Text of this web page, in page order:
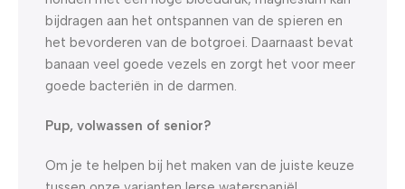
bijdragen aan het ontspannen van de spieren en
het bevorderen van de botgroei. Daarnaast bevat
banaan veel goede vezels en zorgt het voor meer
goede bacteriën in de darmen.
Pup, volwassen of senior?
Om je te helpen bij het maken van de juiste keuze